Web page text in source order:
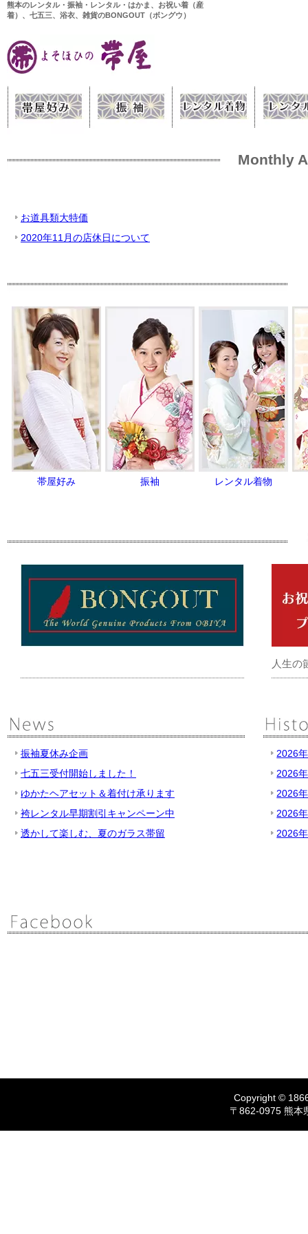
熊本のレンタル・振袖・レンタル・はかま、お祝い着（産
着）、七五三、浴衣、雑貨のBONGOUT（ボングウ）
Monthly
お道具類大特価
2020年11月の店休日について
帯屋好み 振袖 レンタル着物
人生の
振袖夏休み企画
七五三受付開始しました！
ゆかたヘアセット＆着付け承ります
袴レンタル早期割引キャンペーン中
透かして楽しむ、夏のガラス帯留
2026
2026
2026
2026
2026
Copyright ©
〒862-0975 熊本